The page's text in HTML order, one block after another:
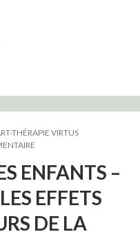
THÉRAPIE VIRTUS
POUR
LES
ENFANTS
–
RÉABSORBER
ENFANTS –
EFFETS
DE LA